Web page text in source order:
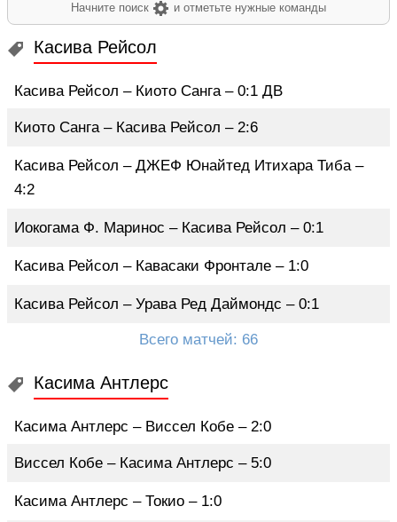
Начните поиск
и отметьте нужные команды
Касива Рейсол
Касива Рейсол – Киото Санга – 0:1 ДВ
Киото Санга – Касива Рейсол – 2:6
Касива Рейсол – ДЖЕФ Юнайтед Итихара Тиба –
4:2
Иокогама Ф. Маринос – Касива Рейсол – 0:1
Касива Рейсол – Кавасаки Фронтале – 1:0
Касива Рейсол – Урава Ред Даймондс – 0:1
Всего матчей: 66
Касима Антлерс
Касима Антлерс – Виссел Кобе – 2:0
Виссел Кобе – Касима Антлерс – 5:0
Касима Антлерс – Токио – 1:0